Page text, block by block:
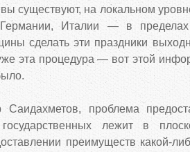
существуют, на локальном
Италии — в пределах
сделать эти праздники
эта процедура — вот этой
Саидахметов, проблема
государственных лежит в
преимуществ какой-